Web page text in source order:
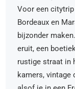
Voor een
Bordeaux en
bijzonder
eruit, een
rustige straat in
kamers, vintage